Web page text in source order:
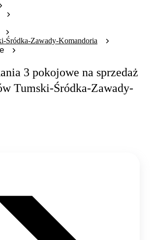
Śródka-Zawady-Komandoria
3 pokojowe na sprzedaż
Tumski-Śródka-Zawady-